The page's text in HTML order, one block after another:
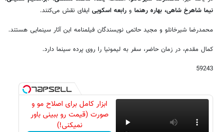
نیما شاهرخ شاهی، بهاره رهنما و رابعه اسکویی ایفای نقش می‌کنند.
محمدرضا شیرخانلو و مجید حاتمی نویسندگان فیلمنامه این آثار سینمایی هستند.
کمال مقدم، در زمان حاضر، سفر به لیمونیا را روی پرده سینما دارد.
59243
ابزار کامل برای اصلاح مو و
صورت (قیمت رو ببینی باور
نمیکنی!)